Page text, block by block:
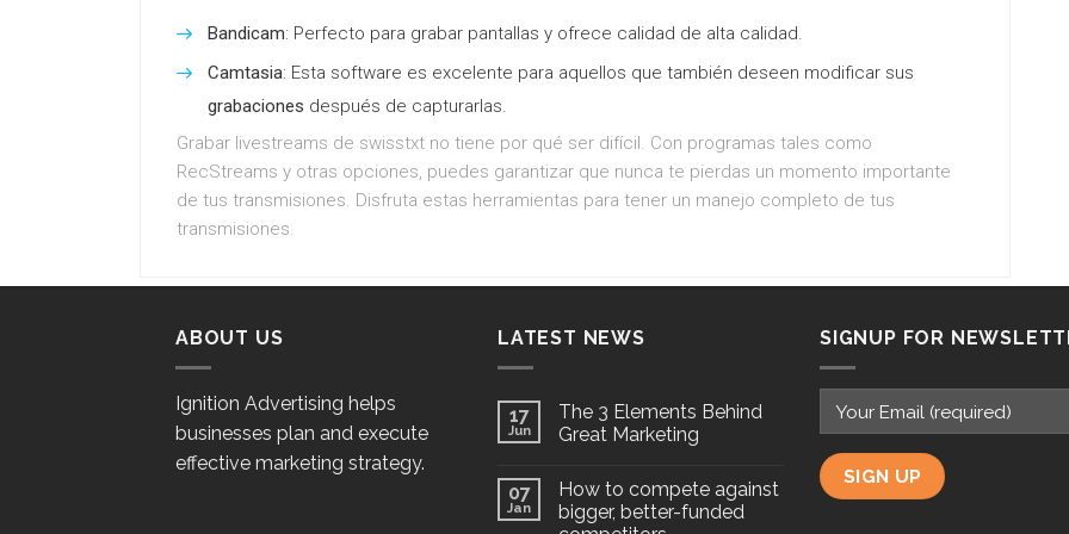
Bandicam: Perfecto para grabar pantallas y ofrece calidad de alta calidad.
Camtasia: Esta software es excelente para aquellos que también deseen modificar sus
grabaciones después de capturarlas.
Grabar livestreams de swisstxt no tiene por qué ser difícil. Con programas tales como
RecStreams y otras opciones, puedes garantizar que nunca te pierdas un momento importante
de tus transmisiones. Disfruta estas herramientas para tener un manejo completo de tus
transmisiones.
ABOUT US
Ignition Advertising helps
businesses plan and execute
effective marketing strategy.
LATEST NEWS
17
Jun
The 3 Elements Behind
Great Marketing
07
Jan
How to compete against
bigger, better-funded
SIGNUP FOR